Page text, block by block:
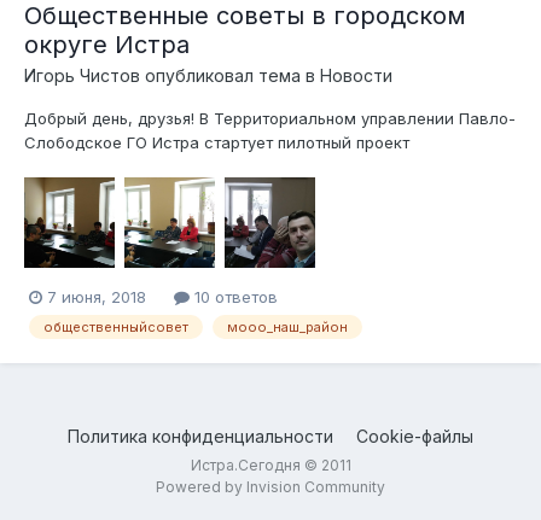
Общественные советы в городском
округе Истра
Игорь Чистов опубликовал тема в Новости
Добрый день, друзья! В Территориальном управлении Павло-
Слободское ГО Истра стартует пилотный проект
такое? 29 декабря 2017 г. Администрацией ГО Истра
утверждено Положение о Советах при руководителе
Администрации ГО Истра по террито...
7 июня, 2018 10 ответов
общественныйсовет мооо_наш_район
Политика конфиденциальности Cookie-файлы
Истра.Сегодня © 2011
Powered by Invision Community